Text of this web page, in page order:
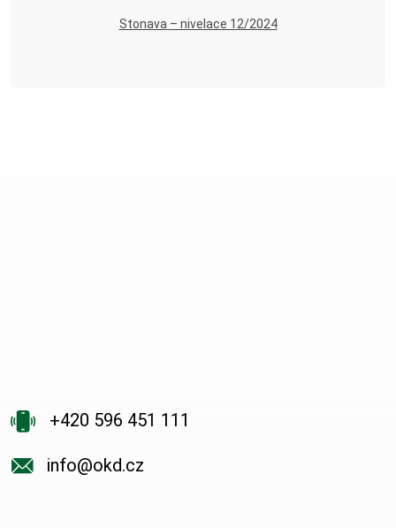
Stonava – nivelace 12/2024
+420 596 451 111
info@okd.cz